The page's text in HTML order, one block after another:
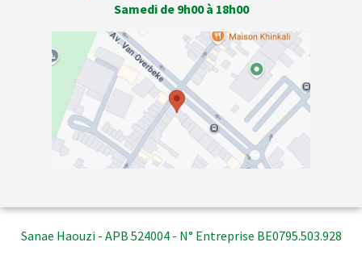
Samedi de 9h00 à 18h00
Sanae Haouzi - APB 524004 - N° Entreprise BE0795.503.928